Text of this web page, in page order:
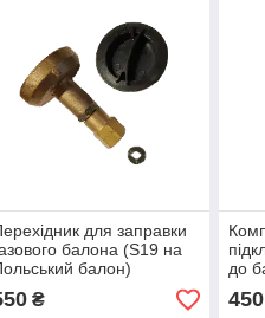
для заправки
балона (S19 на
балон)
₴
до
450